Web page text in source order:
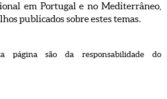
em Portugal e no Mediterrâneo,
publicados sobre estes temas.
página são da responsabilidade do